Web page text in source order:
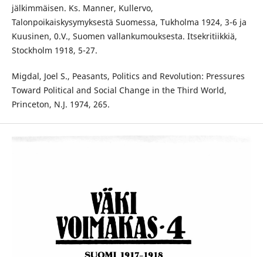
jälkimmäisen. Ks. Manner, Kullervo,
Talonpoikaiskysymyksestä Suomessa, Tukholma 1924, 3-6 ja
Kuusinen, 0.V., Suomen vallankumouksesta. Itsekritiikkiä,
Stockholm 1918, 5-27.
Migdal, Joel S., Peasants, Politics and Revolution: Pressures
Toward Political and Social Change in the Third World,
Princeton, N.J. 1974, 265.